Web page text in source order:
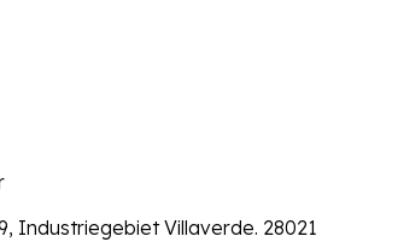
Industriegebiet Villaverde. 28021